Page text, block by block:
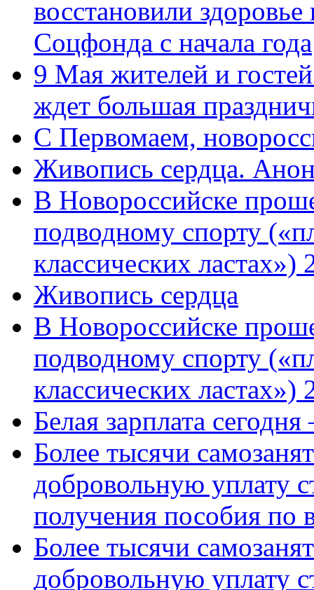
восстановили
Соцфонда с начала года
9 Мая жителей и
ждет большая
C Первомаем,
Живопись сердца.
В Новороссийске
подводному спорту
классических
Живопись сердца
В Новороссийске
подводному спорту
классических ластах»)
Белая зарплата
Более тысячи
добровольную уплату
получения пособия по
Более тысячи
добровольную уплату